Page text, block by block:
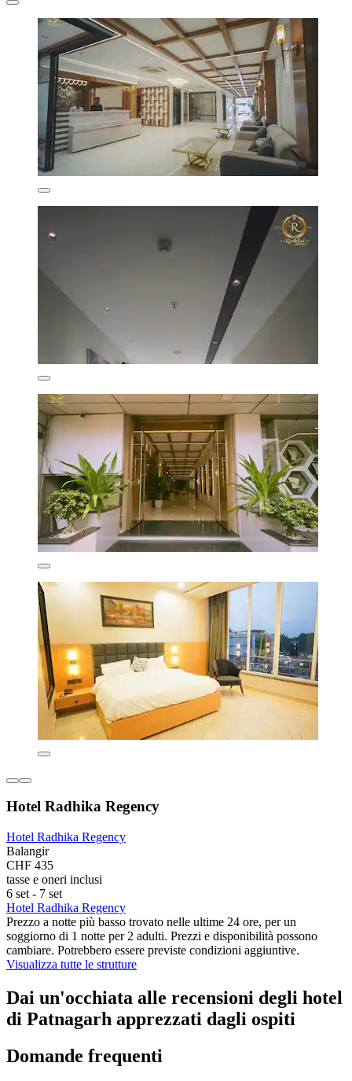
Hotel Radhika Regency
Hotel Radhika Regency
Balangir
CHF 435
tasse e oneri inclusi
6 set - 7 set
Hotel Radhika Regency
Prezzo a notte più basso trovato nelle ultime 24 ore, per un
soggiorno di 1 notte per 2 adulti. Prezzi e disponibilità possono
cambiare. Potrebbero essere previste condizioni aggiuntive.
Visualizza tutte le strutture
Dai un'occhiata alle recensioni degli hotel
di Patnagarh apprezzati dagli ospiti
Domande frequenti